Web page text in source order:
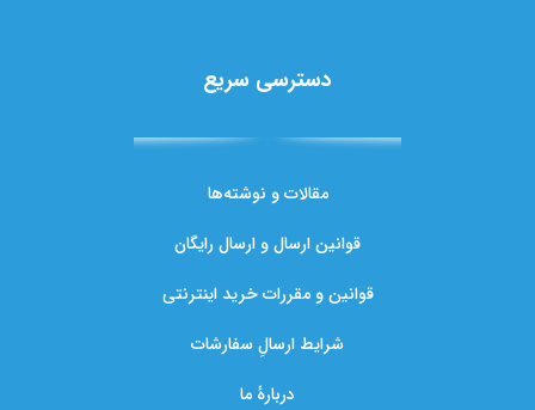
دسترسی سریع
مقالات و نوشته‌ها
قوانین ارسال و ارسال رایگان
قوانین و مقررات خرید اینترنتی
شرایط ارسالِ سفارشات
دربارهٔ ما